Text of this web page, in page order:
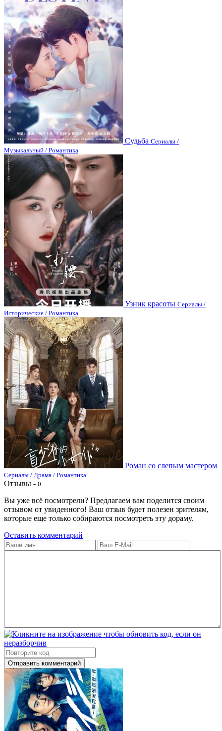
Судьба Сериалы /
Музыкальный / Романтика
Узник красоты Сериалы /
Исторические / Романтика
Роман со слепым мастером
Сериалы / Драма / Романтика
Отзывы - 0
Вы уже всё посмотрели? Предлагаем вам поделится своим
отзывом от увиденного! Ваш отзыв будет полезен зрителям,
которые еще только собираются посмотреть эту дораму.
Оставить комментарий
Отправить комментарий